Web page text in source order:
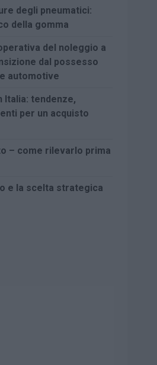
degli pneumatici:
della gomma
del noleggio a
dal possesso
automotive
Italia: tendenze,
per un acquisto
– come rilevarlo prima
e la scelta strategica